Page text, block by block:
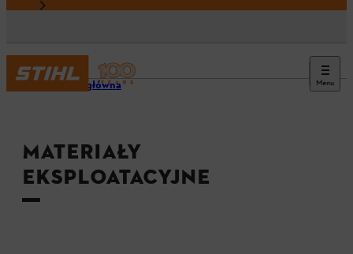
Menu
Strona główna
MATERIAŁY
EKSPLOATACYJNE